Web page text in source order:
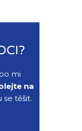
mi
na
se těšit.